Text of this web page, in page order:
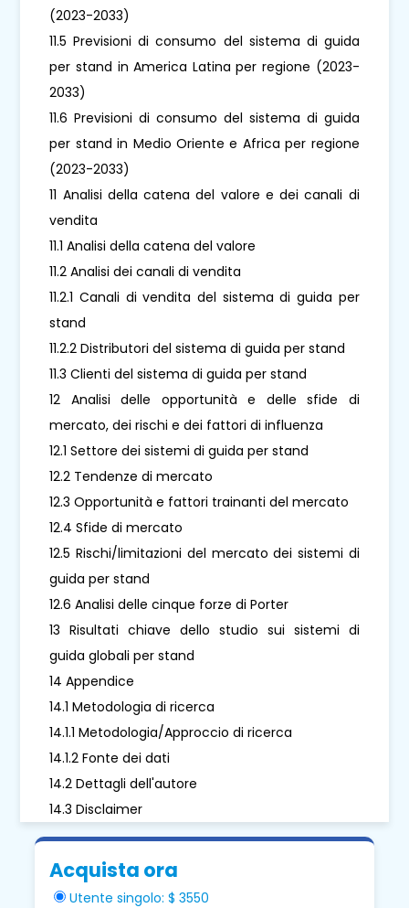
(2023-2033)
11.5 Previsioni di consumo del sistema di guida
per stand in America Latina per regione (2023-
2033)
11.6 Previsioni di consumo del sistema di guida
per stand in Medio Oriente e Africa per regione
(2023-2033)
11 Analisi della catena del valore e dei canali di
vendita
11.1 Analisi della catena del valore
11.2 Analisi dei canali di vendita
11.2.1 Canali di vendita del sistema di guida per
stand
11.2.2 Distributori del sistema di guida per stand
11.3 Clienti del sistema di guida per stand
12 Analisi delle opportunità e delle sfide di
mercato, dei rischi e dei fattori di influenza
12.1 Settore dei sistemi di guida per stand
12.2 Tendenze di mercato
12.3 Opportunità e fattori trainanti del mercato
12.4 Sfide di mercato
12.5 Rischi/limitazioni del mercato dei sistemi di
guida per stand
12.6 Analisi delle cinque forze di Porter
13 Risultati chiave dello studio sui sistemi di
guida globali per stand
14 Appendice
14.1 Metodologia di ricerca
14.1.1 Metodologia/Approccio di ricerca
14.1.2 Fonte dei dati
14.2 Dettagli dell'autore
14.3 Disclaimer
Acquista ora
Utente singolo: $ 3550